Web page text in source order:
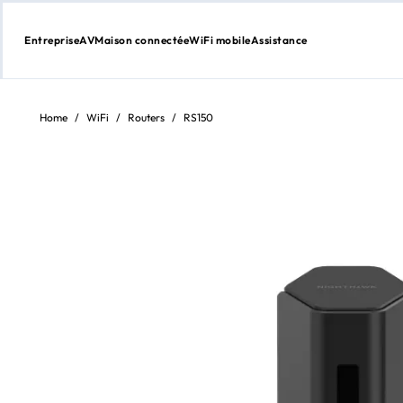
Aller
contenu
EntrepriseAVMaison connectéeWiFi mobileAssistance
Home / WiFi / Routers / RS150